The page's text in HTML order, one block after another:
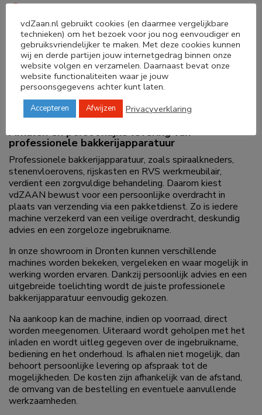
machine zichzelf niet opnieuw inschakelt na een
stroomonderbreking
Beschermrooster is voorzien van een
veiligheidsschakelaar zodat het onmogelijk is te
werken wanneer deze is geopend
Afhalen en persoonlijke levering van
professionele bakkerijapparatuur
Professionele bakkerijapparatuur, zoals spiraalkneders,
stenenvloerovens, rijskasten en RVS werkmeubilair,
verdient een zorgvuldige behandeling. Daarom kiest
vdZAAN bewust voor een persoonlijke overdracht in
plaats van verzending via een pakketdienst. Zo is iedere
machine verzekerd van een veilige overdracht, deskundig
advies en een zorgeloze ingebruikname.
In onze showroom in Dronten kunnen verschillende
machines worden bekeken, vergeleken en waar mogelijk in
werking worden ervaren. Dankzij persoonlijk advies en een
uitgebreide toelichting wordt de juiste professionele
bakkerijapparatuur eenvoudig gekozen.
Na aankoop kan de machine, indien op voorraad, direct
worden meegenomen. Uiteraard wordt geholpen met het
inladen en wordt uitleg gegeven over de ingebruikname,
bediening en het onderhoud. Is afhalen niet mogelijk, dan
behoort persoonlijke levering op afspraak tot de
mogelijkheden. De kosten zijn afhankelijk van de afstand,
de omvang van de bestelling en eventuele aanvullende
werkzaamheden.
vdZaan.nl gebruikt cookies (en daarmee vergelijkbare
technieken) om het bezoek voor jou nog eenvoudiger en
gebruiksvriendelijker te maken. Met deze cookies kunnen
wij en derde partijen jouw internetgedrag binnen onze
website volgen en verzamelen. Daarnaast bevat onze
website functionaliteiten waar je jouw
persoonsgegevens achter kunt laten.
Accepteren Afwijzen Privacyverklaring